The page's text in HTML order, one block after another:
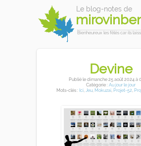
Le blog-notes de
Bienheureux les fêlés car ils
Devine
Publiéle dimanche 25 août 2024 à
Catégorie : Au jour le jour
Mots-clés : Ici Jeu Mokuzai Projet-52